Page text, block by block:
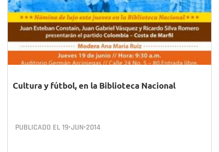
Cultura y fútbol, en la Biblioteca Nacional
PUBLICADO EL19•JUN•2014